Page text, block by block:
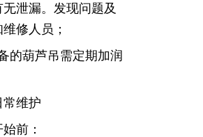
泄漏。发现问题及
修人员；
的葫芦吊需定期加润
常维护
前：